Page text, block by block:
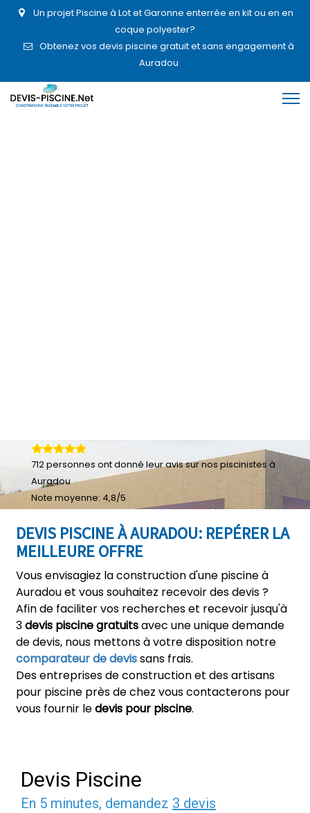
Un projet Piscine à Lot et Garonne enterrée en kit ou en en
coque polyester?
Obtenez vos devis piscine gratuit et sans engagement à
Auradou
DEVIS PISCINE À AURADOU: REPÉRER LA
MEILLEURE OFFRE
Vous envisagiez la construction d'une piscine à
Auradou et vous souhaitez recevoir des devis ?
Afin de faciliter vos recherches et recevoir jusqu'à
3devis piscine gratuitsavec une unique demande
de devis, nous mettons à votre disposition notre
comparateur de devissans frais.
Des entreprises de construction et des artisans
pour piscine près de chez vous contacterons pour
vous fournir ledevis pour piscine.
712personnes ont donné leuravis sur nos piscinistes à
Auradou
Note moyenne: 4,8/5
Devis Piscine
En 5 minutes, demandez 3 devis